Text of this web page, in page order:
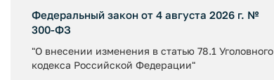
Федеральный закон от 4 августа 2026 г. №
300-ФЗ
"О внесении изменения в статью 78.1 Уголовного
кодекса Российской Федерации"